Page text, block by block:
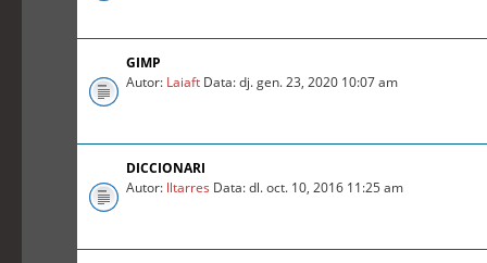
GIMP
Autor: Laiaft Data: dj. gen. 23, 2020 10:07 am
DICCIONARI
Autor: lltarres Data: dl. oct. 10, 2016 11:25 am